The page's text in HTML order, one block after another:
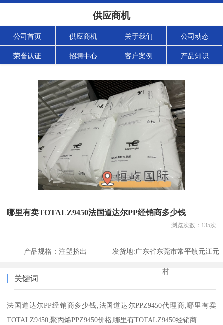
供应商机
公司首页 供应商机 关于我们 公司动态
荣誉认证 招聘中心 客户案例 产品知识
哪里有卖TOTALZ9450法国道达尔PP经销商多少钱
浏览次数： 135次
产品规格： 注塑挤出 发货地:广东省东莞市常平镇元江元
村
关键词
法国道达尔PP经销商多少钱,法国道达尔PPZ9450代理商,哪里有卖
TOTALZ9450,聚丙烯PPZ9450价格,哪里有TOTALZ9450经销商